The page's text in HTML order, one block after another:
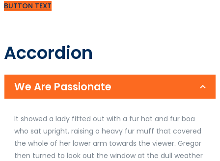
BUTTON TEXT
Accordion
We Are Passionate
It showed a lady fitted out with a fur hat and fur boa
who sat upright, raising a heavy fur muff that covered
the whole of her lower arm towards the viewer. Gregor
then turned to look out the window at the dull weather